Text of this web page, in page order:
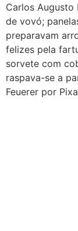
Carlos Augusto
de vovó;
preparavam
felizes pela
sorvete com
raspava-se a
Feuerer por